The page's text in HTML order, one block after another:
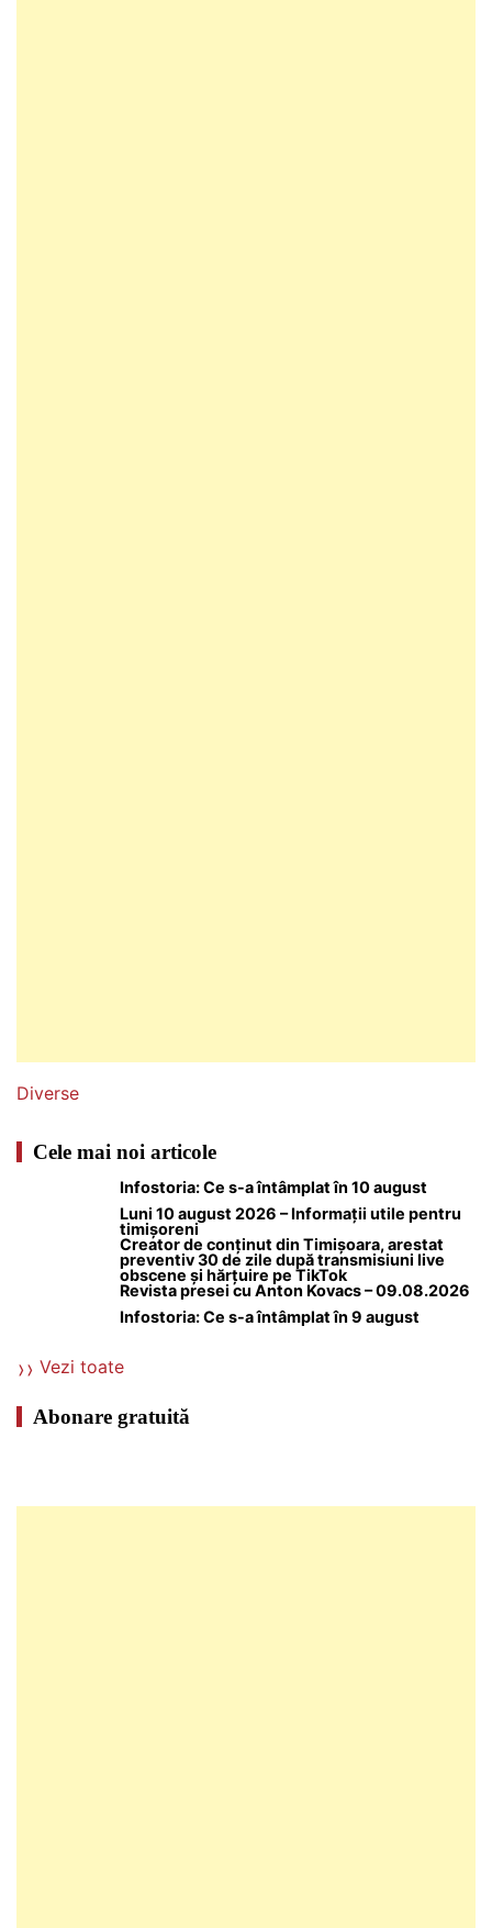
Diverse
Cele mai noi articole
Infostoria: Ce s-a întâmplat în 10 august
Luni 10 august 2026 – Informații utile pentru
timișoreni
Creator de conținut din Timișoara, arestat
preventiv 30 de zile după transmisiuni live
obscene și hărțuire pe TikTok
Revista presei cu Anton Kovacs – 09.08.2026
Infostoria: Ce s-a întâmplat în 9 august
Vezi toate
Abonare gratuită